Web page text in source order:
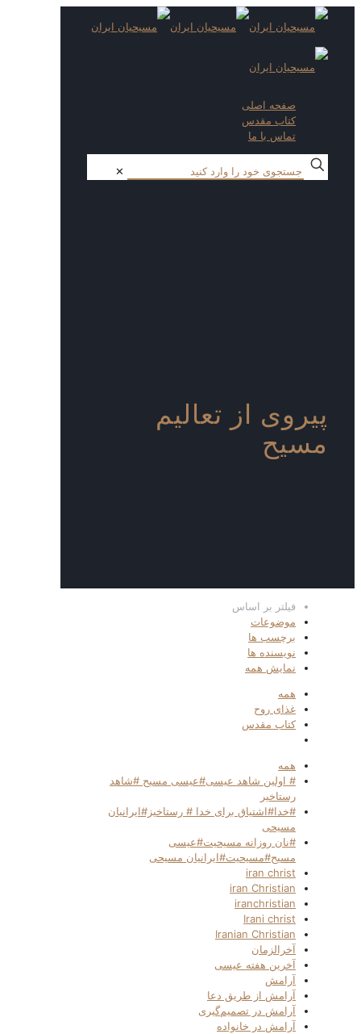
صفحه اصلی
کتاب مقدس
تماس با ما
✕
پیروی از تعالیم
مسیح
فیلتر بر اساس
موضوعات
برچسب ها
نویسنده ها
نمایش همه
همه
غذای روح
کتاب مقدس
همه
# اولین شاهد عیسی#عیسی مسیح #شاهد
رستاخیر
#خدا#اشتیاق برای خدا # رستاخیز#ایرانیان
مسیحی
#نان روزانه مسیحیت#عیسی
مسیح#مسیحیت#ایرانیان مسیحی
iran christ
iran Christian
iranchristian
Irani christ
Iranian Christian
آخرالزمان
آخرین هفته عیسی
آرامش
آرامش از طریق دعا
آرامش در تصمیم‌گیری
آرامش در خانواده